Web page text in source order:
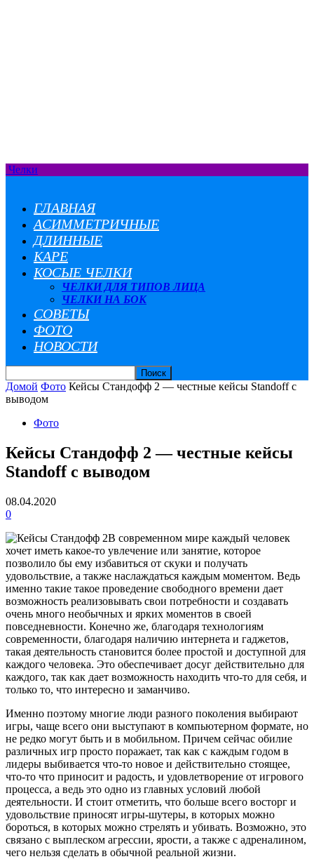
Челки
ГЛАВНАЯ
АСИММЕТРИЧНЫЕ
ДЛИННЫЕ
КАРЕ
КОСЫЕ ЧЕЛКИ
ЧЕЛКИ ДЛЯ ТИПОВ ЛИЦА
ЧЕЛКИ НА БОК
СОВЕТЫ
ФОТО
НОВОСТИ
Домой Фото Кейсы Стандофф 2 — честные кейсы Standoff с
выводом
Фото
Кейсы Стандофф 2 — честные кейсы
Standoff с выводом
08.04.2020
0
В современном мире каждый человек
хочет иметь какое-то увлечение или занятие, которое
позволило бы ему избавиться от скуки и получать
удовольствие, а также наслаждаться каждым моментом. Ведь
именно такие такое проведение свободного времени дает
возможность реализовывать свои потребности и создавать
очень много необычных и ярких моментов в своей
повседневности. Конечно же, благодаря технологиям
современности, благодаря наличию интернета и гаджетов,
такая деятельность становится более простой и доступной для
каждого человека. Это обеспечивает досуг действительно для
каждого, так как дает возможность находить что-то для себя, и
только то, что интересно и заманчиво.
Именно поэтому многие люди разного поколения выбирают
игры, чаще всего они выступают в компьютерном формате, но
не редко могут быть и в мобильном. Причем сейчас обилие
различных игр просто поражает, так как с каждым годом в
лидеры выбивается что-то новое и действительно стоящее,
что-то что приносит и радость, и удовлетворение от игрового
процесса, а ведь это одно из главных условий любой
деятельности. И стоит отметить, что больше всего восторг и
удовольствие приносят игры-шутеры, в которых можно
бороться, в которых можно стрелять и убивать. Возможно, это
связано с выплеском агрессии, ярости, а также с адреналином,
чего нельзя сделать в обычной реальной жизни.